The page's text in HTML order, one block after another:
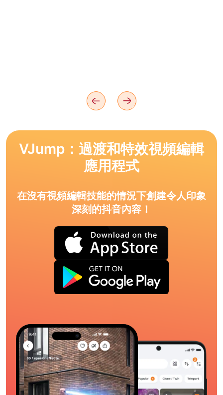
VJump：過渡和特效視頻編輯
應用程式
在沒有視頻編輯技能的情況下創建令人印象
深刻的抖音內容！